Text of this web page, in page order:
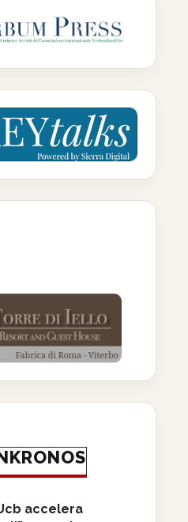
accelera